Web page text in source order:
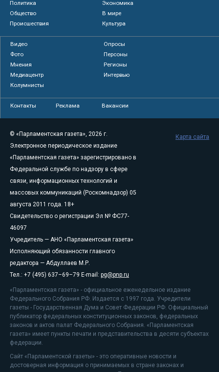
Политика
Экономика
Общество
В мире
Происшествия
Культура
Видео
Опросы
Фото
Персоны
Мнения
Регионы
Медиацентр
Интервью
Колумнисты
Контакты Реклама Вакансии
© «Парламентская газета», 2026 г.
Электронное периодическое издание
«Парламентская газета» зарегистрировано в
Федеральной службе по надзору в сфере
связи, информационных технологий и
массовых коммуникаций (Роскомнадзор) 05
августа 2011 года. 18+
Свидетельство о регистрации Эл № ФС77-
46097
Учредитель — АНО «Парламентская газета»
Исполняющий обязанности главного
редактора — Абдуллаев М.Р.
Тел.: +7 (495) 637–69–79 E-mail: pg@pnp.ru
«Парламентская газета» - официальное еженедельное издание
Федерального Собрания РФ. Издается с 1997 года. Учредители
газеты - Государственная Дума и Совет Федерации РФ. Официальный
публикатор федеральных конституционных законов, федеральных
законов и актов палат Федерального Собрания. «Парламентская
газета» имеет пункты печати и представительства в десяти субъектах
федерации.
Сайт «Парламентской газеты» - это оперативные новости и
достоверная информация о принимаемых в стране законах и
Карта сайта